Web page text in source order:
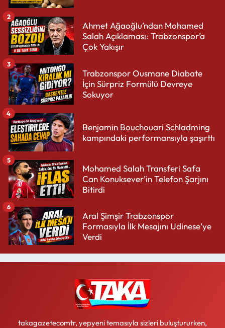
Ahmet Ağaoğlu’ndan Mohamed
Salah Açıklaması: Trabzonspor’a
Çok Yakışır
2
Trabzonspor Ousmane Diabate
İçin Sürpriz Formülü Devreye
Sokuyor
3
Benjamin Bouchouari Schladming
kampındaki performansıyla şaşırttı
4
Mohamed Salah Transferi Safa
Can Konuksever’in Telefon Şarjını
Bitirdi
5
Aral Şimşir Trabzonspor
Formasıyla İlk Mesajını Udinese’ye
Verdi
6
takagazetecomtr, yepyeni temasıyla sizleri buluştururken,